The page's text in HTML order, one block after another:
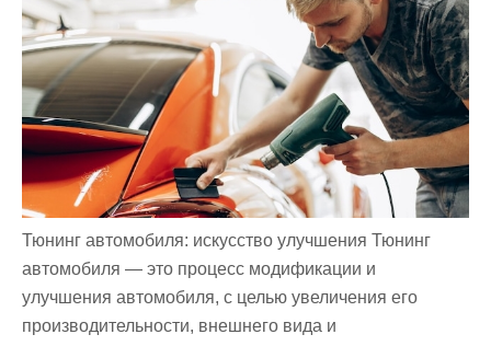
Тюнинг автомобиля: искусство улучшения Тюнинг
автомобиля — это процесс модификации и
улучшения автомобиля, с целью увеличения его
производительности, внешнего вида и